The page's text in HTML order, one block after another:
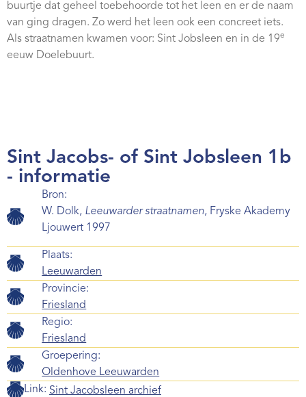
buurtje dat geheel toebehoorde tot het leen en er de naam
van ging dragen. Zo werd het leen ook een concreet iets.
Als straatnamen kwamen voor: Sint Jobsleen en in de 19e
eeuw Doelebuurt.
Sint Jacobs- of Sint Jobsleen 1b
- informatie
Bron:
W. Dolk, Leeuwarder straatnamen, Fryske Akademy
Ljouwert 1997
Plaats:
Leeuwarden
Provincie:
Friesland
Regio:
Friesland
Groepering:
Oldenhove Leeuwarden
Link: Sint Jacobsleen archief